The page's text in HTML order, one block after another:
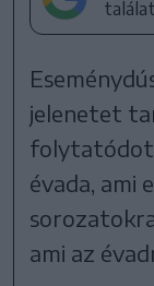
jelenetet
évada, ami
ami az